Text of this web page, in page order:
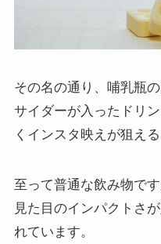
その名の通り、哺乳瓶
サイダーが入ったドリ
くインスタ映えが狙える
至って普通な飲み物で
見た目のインパクトさ
れています。